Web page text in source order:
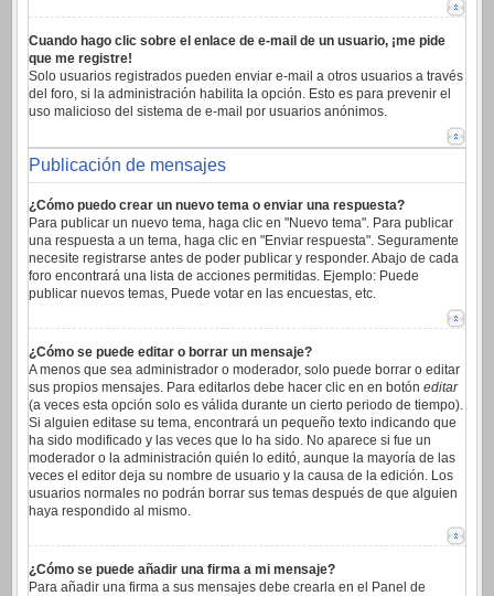
Cuando hago clic sobre el enlace de e-mail de un usuario, ¡me pide
que me registre!
Solo usuarios registrados pueden enviar e-mail a otros usuarios a través
del foro, si la administración habilita la opción. Esto es para prevenir el
uso malicioso del sistema de e-mail por usuarios anónimos.
Publicación de mensajes
¿Cómo puedo crear un nuevo tema o enviar una respuesta?
Para publicar un nuevo tema, haga clic en "Nuevo tema". Para publicar
una respuesta a un tema, haga clic en "Enviar respuesta". Seguramente
necesite registrarse antes de poder publicar y responder. Abajo de cada
foro encontrará una lista de acciones permitidas. Ejemplo: Puede
publicar nuevos temas, Puede votar en las encuestas, etc.
¿Cómo se puede editar o borrar un mensaje?
A menos que sea administrador o moderador, solo puede borrar o editar
sus propios mensajes. Para editarlos debe hacer clic en en botón editar
(a veces esta opción solo es válida durante un cierto periodo de tiempo).
Si alguien editase su tema, encontrará un pequeño texto indicando que
ha sido modificado y las veces que lo ha sido. No aparece si fue un
moderador o la administración quién lo editó, aunque la mayoría de las
veces el editor deja su nombre de usuario y la causa de la edición. Los
usuarios normales no podrán borrar sus temas después de que alguien
haya respondido al mismo.
¿Cómo se puede añadir una firma a mi mensaje?
Para añadir una firma a sus mensajes debe crearla en el Panel de